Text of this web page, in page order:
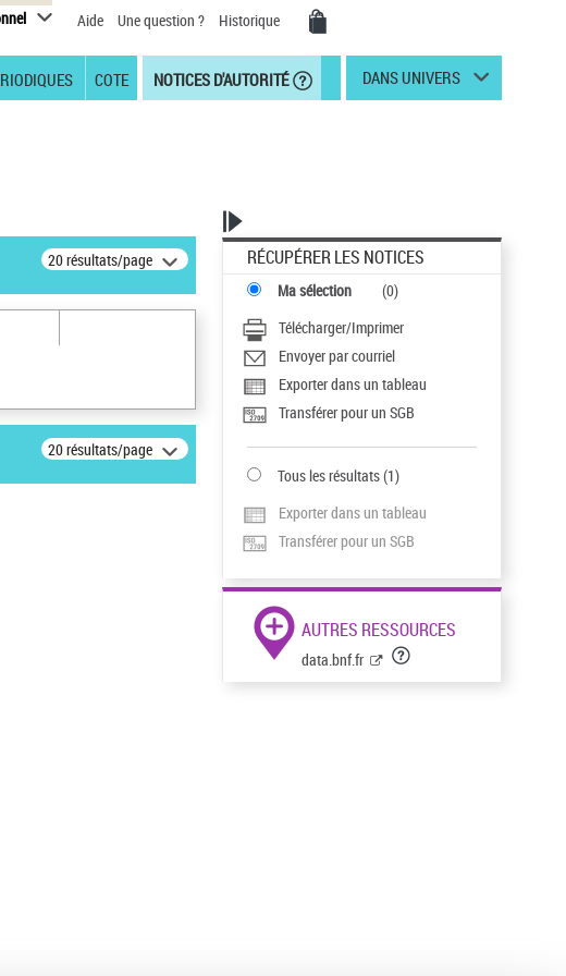
Aide Une question ? Historique
COTE NOTICES D'AUTORITÉ DANS UNIVERS
20 résultats/page
20 résultats/page
RÉCUPÉRER LES NOTICES
Ma sélection (0)
Télécharger/Imprimer
Envoyer par courriel
Exporter dans un tableau
Transférer pour un SGB
Tous les résultats(1)
Exporter dans un tableau
Transférer pour un SGB
AUTRES RESSOURCES
data.bnf.fr